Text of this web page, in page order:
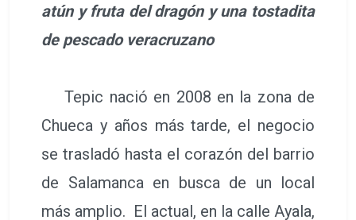
atún y fruta del dragón y una tostadita
de pescado veracruzano
Tepic nació en 2008 en la zona de
Chueca y años más tarde, el negocio
se trasladó hasta el corazón del barrio
de Salamanca en busca de un local
más amplio. El actual, en la calle Ayala,